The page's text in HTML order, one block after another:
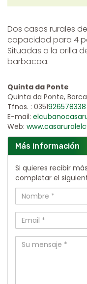
Dos casas rurales
capacidad para 4
Situadas a la orilla
barbacoa.
Quinta da Ponte
Quinta da Ponte,
Tfnos. : 0351926578338
E-mail:
Web:
Más información
Si quieres recibir
completar el